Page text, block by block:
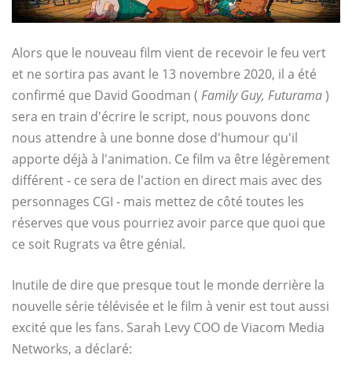
Alors que le nouveau film vient de recevoir le feu vert
et ne sortira pas avant le 13 novembre 2020, il a été
confirmé que David Goodman ( Family Guy, Futurama)
sera en train d'écrire le script, nous pouvons donc
nous attendre à une bonne dose d'humour qu'il
apporte déjà à l'animation. Ce film va être légèrement
différent - ce sera de l'action en direct mais avec des
personnages CGI - mais mettez de côté toutes les
réserves que vous pourriez avoir parce que quoi que
ce soit Rugrats va être génial.
Inutile de dire que presque tout le monde derrière la
nouvelle série télévisée et le film à venir est tout aussi
excité que les fans. Sarah Levy COO de Viacom Media
Networks, a déclaré: